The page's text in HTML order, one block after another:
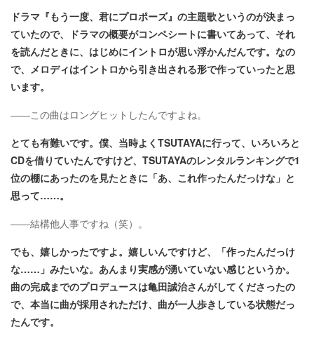
ドラマ『もう一度、君にプロポーズ』の主題歌というのが決まっ
ていたので、ドラマの概要がコンペシートに書いてあって、それ
を読んだときに、はじめにイントロが思い浮かんだんです。なの
で、メロディはイントロから引き出される形で作っていったと思
います。
――この曲はロングヒットしたんですよね。
とても有難いです。僕、当時よくTSUTAYAに行って、いろいろと
CDを借りていたんですけど、TSUTAYAのレンタルランキングで1
位の棚にあったのを見たときに「あ、これ作ったんだっけな」と
思って……。
――結構他人事ですね（笑）。
でも、嬉しかったですよ。嬉しいんですけど、「作ったんだっけ
な……」みたいな。あんまり実感が湧いていない感じというか。
曲の完成までのプロデュースは亀田誠治さんがしてくださったの
で、本当に曲が採用されただけ、曲が一人歩きしている状態だっ
たんです。